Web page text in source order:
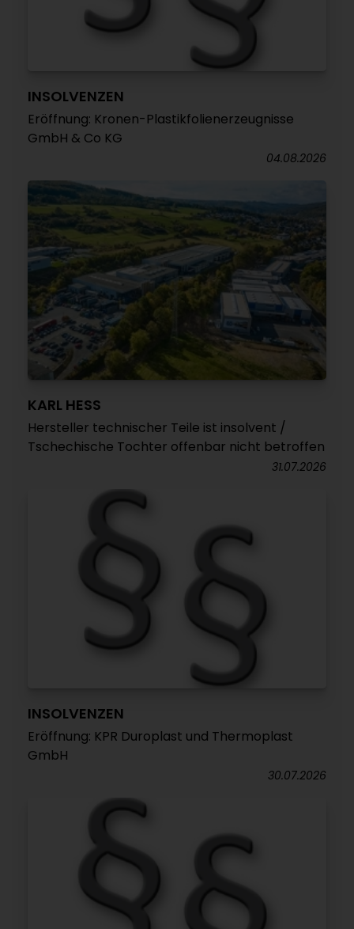
INSOLVENZEN
Eröffnung: Kronen-Plastikfolienerzeugnisse
GmbH & Co KG
04.08.2026
KARL HESS
Hersteller technischer Teile ist insolvent /
Tschechische Tochter offenbar nicht betroffen
31.07.2026
INSOLVENZEN
Eröffnung: KPR Duroplast und Thermoplast
GmbH
30.07.2026